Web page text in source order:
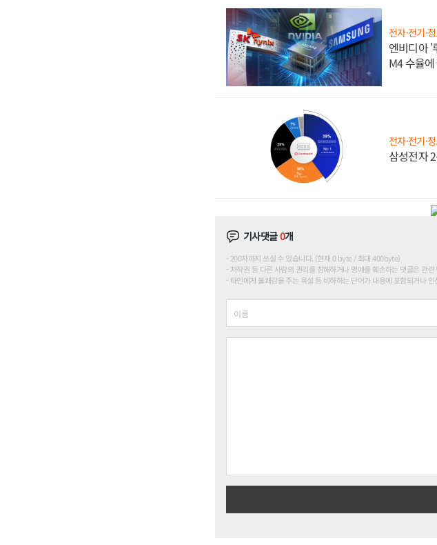
전자·전기·
엔비디아 '
M4 수율
전자·전기·
삼성전자
기사댓글0개
200자까지 쓰실 수 있습니다. (현재 0 byte / 최대 400byte)
저작권 등 다른 사람의 권리를 침해하거나 명예를 훼손하는 댓글은 관
타인에게 불쾌감을 주는 욕설 등 비하하는 단어가 내용에 포함되거나